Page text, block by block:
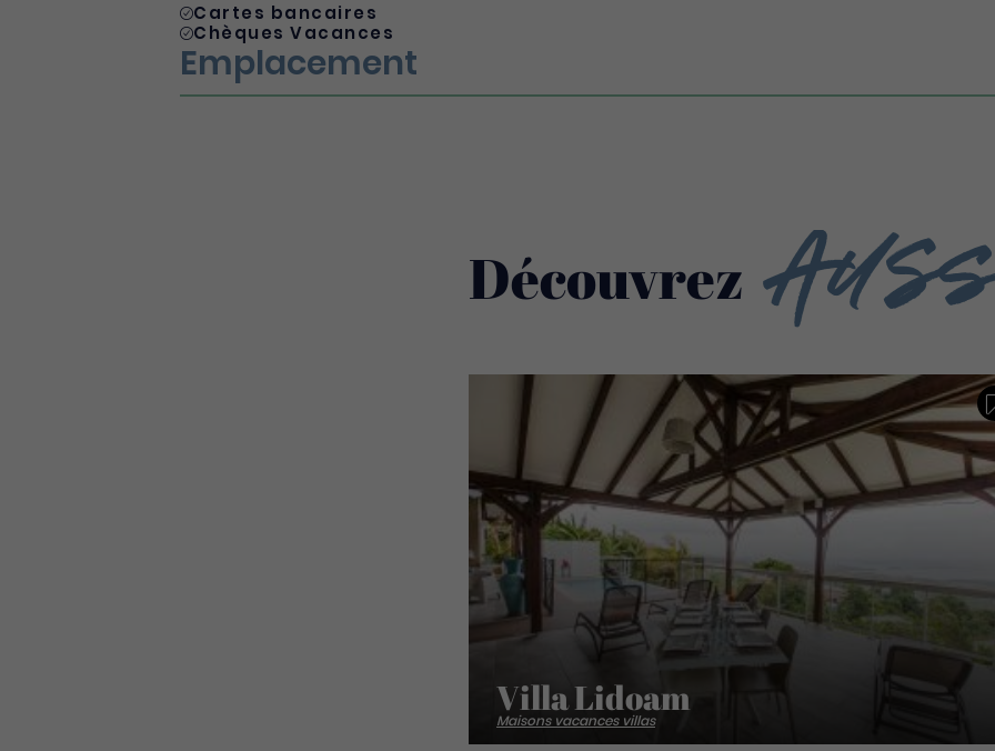
Cartes bancaires
Chèques Vacances
Emplacement
Découvrez
Villa Lidoam
Maisons vacances villas